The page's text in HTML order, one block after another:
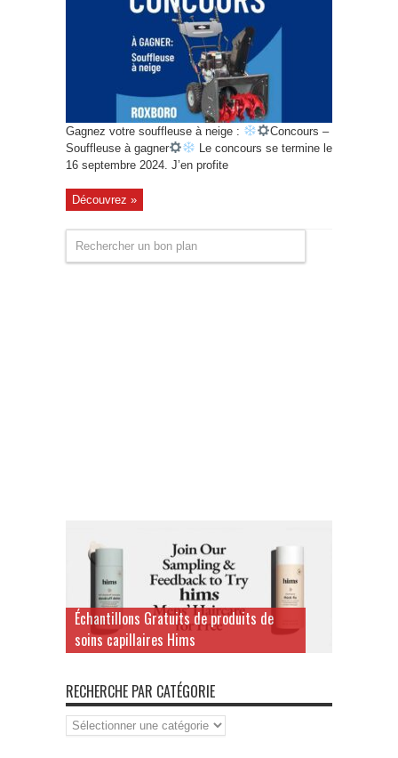
Gagnez votre souffleuse à neige :
Concours –
Souffleuse à gagner
Le concours se termine le
16 septembre 2024. J’en profite
Découvrez »
Échantillons Gratuits de produits de
soins capillaires Hims
RECHERCHE PAR CATÉGORIE
Recherche
par